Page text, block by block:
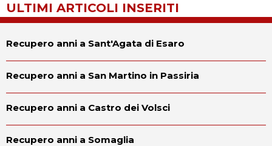
ULTIMI ARTICOLI INSERITI
Recupero anni a Sant'Agata di Esaro
Recupero anni a San Martino in Passiria
Recupero anni a Castro dei Volsci
Recupero anni a Somaglia